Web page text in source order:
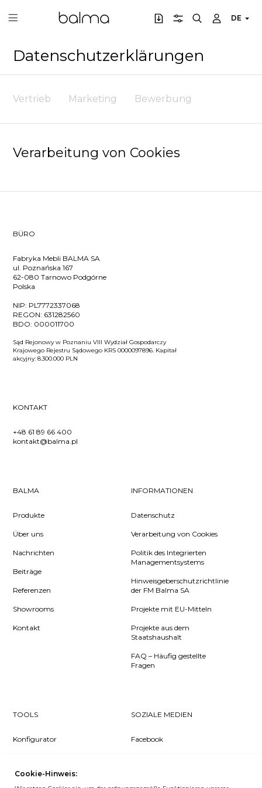
DE
Datenschutzerklärungen
Vertrieb Marketing Bewerbung
Verarbeitung von Cookies
BÜRO
Fabryka Mebli BALMA SA
ul. Poznańska 167
62-080 Tarnowo Podgórne
Polska
NIP: PL7772337068
REGON: 631282560
BDO: 000011700
Sąd Rejonowy w Poznaniu VIII Wydział Gospodarczy
Krajowego Rejestru Sądowego KRS 0000097896. Kapitał
akcyjny: 8.300.000 PLN
KONTAKT
+48 61 89 66 400
kontakt@balma.pl
BALMA
Produkte
Über uns
Nachrichten
Beiträge
Referenzen
Showrooms
Kontakt
INFORMATIONEN
Datenschutz
Verarbeitung von Cookies
Politik des Integrierten
Managementsystems
Hinweisgeberschutzrichtlinie
der FM Balma SA
Projekte mit EU-Mitteln
Projekte aus dem
Staatshaushalt
FAQ – Häufig gestellte
Fragen
TOOLS
Konfigurator
Downloads
SOZIALE MEDIEN
Facebook
Cookie-Hinweis: